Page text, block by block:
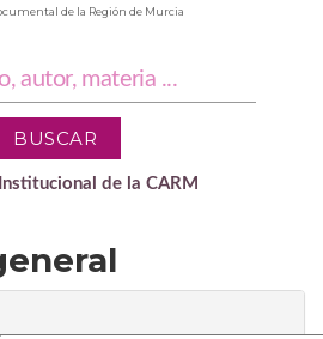
de la Región de Murcia
de la CARM